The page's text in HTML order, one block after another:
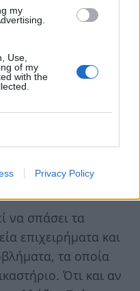
my
Use,
of my
with the
Privacy Policy
Δικαστές και
και ανέφεραν
σε καμία
αιφνίδιας
της 44χρονης,
στην εφημερίδα
να σπάσει τα
επιχειρήματα και
τα οποία
Ότι και αν